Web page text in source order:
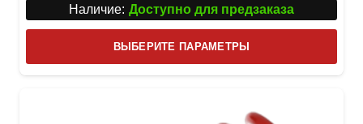
Наличие: Доступно для предзаказа
ВЫБЕРИТЕ ПАРАМЕТРЫ
товар